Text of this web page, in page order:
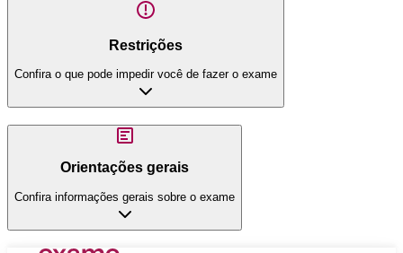
Restrições
Confira o que pode impedir você de fazer o exame
Orientações gerais
Confira informações gerais sobre o exame